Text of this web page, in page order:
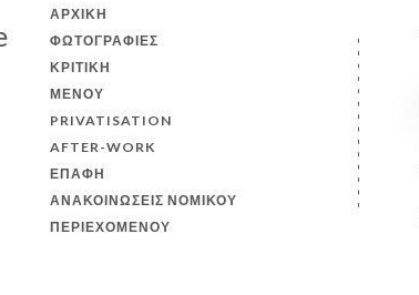
ΑΡΧΙΚΉ
ΦΩΤΟΓΡΑΦΊΕΣ
ΚΡΙΤΙΚΉ
ΜΕΝΟΎ
PRIVATISATION
AFTER-WORK
ΕΠΑΦΉ
ΑΝΑΚΟΙΝΏΣΕΙΣ ΝΟΜΙΚΟΎ
ΠΕΡΙΕΧΟΜΈΝΟΥ